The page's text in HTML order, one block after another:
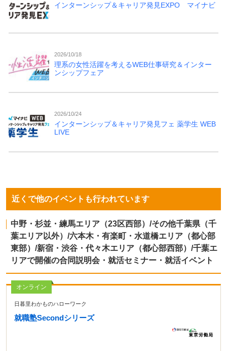
インターンシップ＆キャリア発見EXPO マイナビ
2026/10/18
理系の女性活躍を考えるWEB仕事研究＆インター
ンシップフェア
2026/10/24
インターンシップ＆キャリア発見フェ 薬学生 WEB
LIVE
近くで他のイベントも行われています
中野・杉並・練馬エリア（23区西部）/その他千葉県（千
葉エリア以外）/六本木・有楽町・水道橋エリア（都心部
東部）/新宿・渋谷・代々木エリア（都心部西部）/千葉エ
リアで開催の合同説明会・就活セミナー・就活イベント
オンライン
日暮里わかものハローワーク
就職塾Secondシリーズ